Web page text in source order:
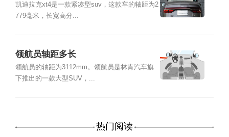
凯迪拉克xt4是一款紧凑型suv，这款车的轴距为2
779毫米，长宽高分...
领航员轴距多长
领航员的轴距为3112mm。领航员是林肯汽车旗
下推出的一款大型SUV，...
热门阅读